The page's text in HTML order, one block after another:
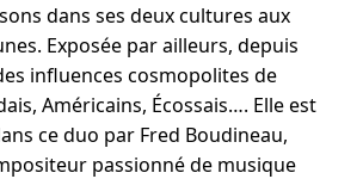
dans ses deux cultures aux
Exposée par ailleurs, depuis
influences cosmopolites de
Américains, Écossais…. Elle est
ce duo par Fred Boudineau,
passionné de musique